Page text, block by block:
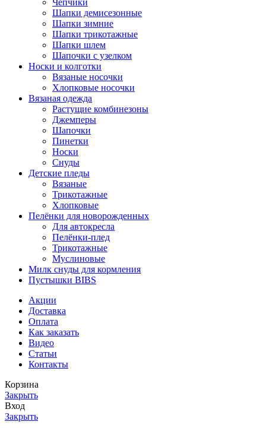
Шапки демисезонные
Шапки зимние
Шапки трикотажные
Шапки шлем
Шапочки с узелком
Носки и колготки
Вязаные носочки
Хлопковые носочки
Вязаная одежда
Растущие комбинезоны
Джемперы
Шапочки
Пинетки
Носки
Снуды
Детские пледы
Вязаные
Трикотажные
Хлопковые
Пелёнки для новорожденных
Для автокресла
Пелёнки-плед
Трикотажные
Муслиновые
Милк снуды для кормления
Пустышки BIBS
Акции
Доставка
Оплата
Как заказать
Видео
Статьи
Контакты
Корзина
Закрыть
Вход
Закрыть